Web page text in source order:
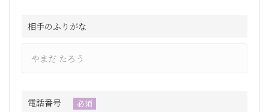
相手のふりがな
電話番号 必須